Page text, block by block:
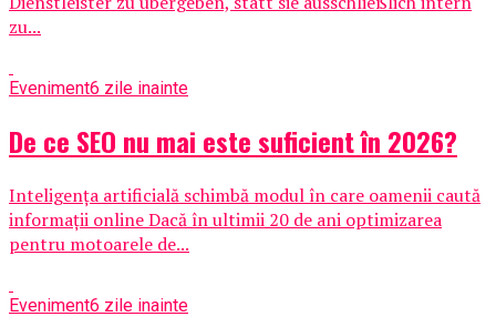
zu...
Eveniment6 zile inainte
De ce SEO nu mai este suficient în 2026?
Inteligența artificială schimbă modul în care oamenii caută
informații online Dacă în ultimii 20 de ani optimizarea
pentru motoarele de...
Eveniment6 zile inainte